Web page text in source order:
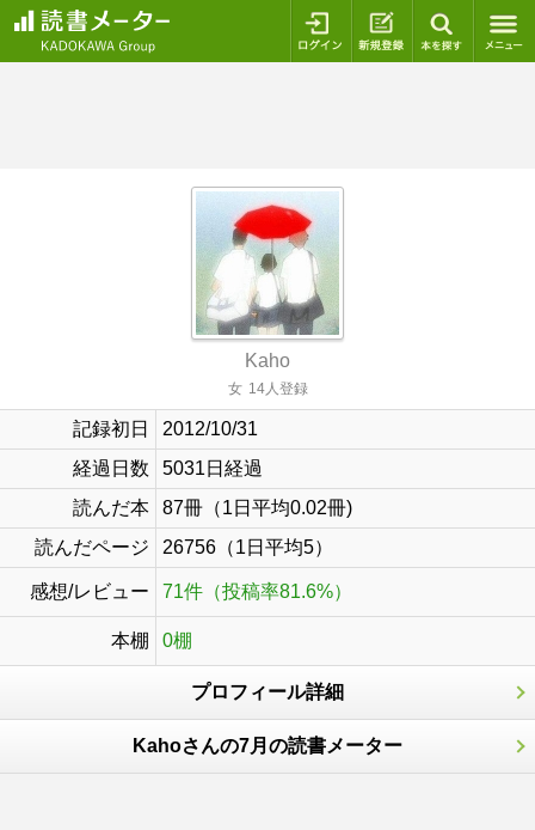
ログイン 新規登録
Kaho
女 14人登録
記録初日
2012/10/31
経過日数
5031日経過
読んだ本
87冊（1日平均0.02冊)
読んだページ
26756（1日平均5）
感想/レビュー 71件（投稿率81.6%）
本棚 0棚
プロフィール詳細
Kahoさんの7月の読書メーター